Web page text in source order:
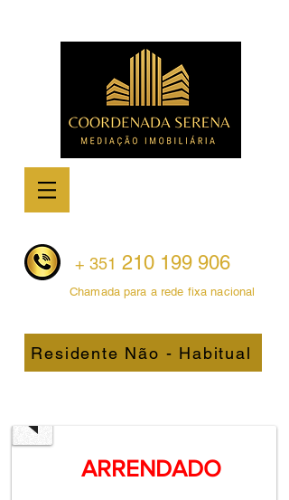
+ 351 210 199 906
Chamada para a rede fixa nacional
Residente Não - Habitual
WhatsApp
Image
02-
10
ARRENDADO